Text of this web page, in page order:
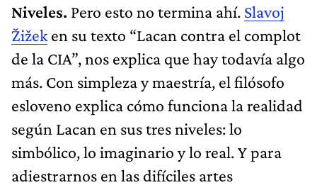
Niveles. Pero esto no termina ahí. Slavoj
Žižek en su texto “Lacan contra el complot
de la CIA”, nos explica que hay todavía algo
más. Con simpleza y maestría, el filósofo
esloveno explica cómo funciona la realidad
según Lacan en sus tres niveles: lo
simbólico, lo imaginario y lo real. Y para
adiestrarnos en las difíciles artes